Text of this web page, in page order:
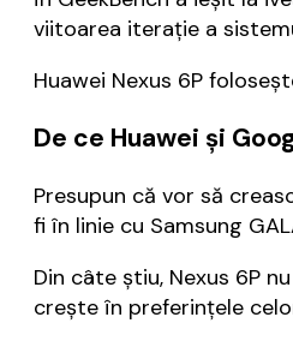
viitoarea iterație a
Huawei Nexus 6P
De ce Huawei și
Presupun că vor să
fi în linie cu Samsung
Din câte știu, Nexus 6P
crește în preferințele